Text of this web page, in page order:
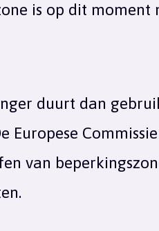
is op dit
duurt dan
Europese
van